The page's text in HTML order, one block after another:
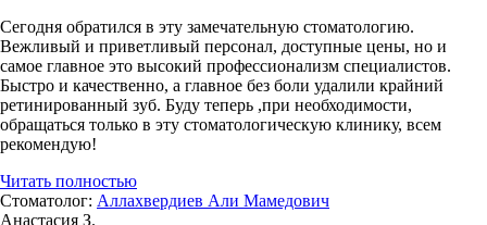
Сегодня обратился в эту замечательную стоматологию.
Вежливый и приветливый персонал, доступные цены, но и
самое главное это высокий профессионализм специалистов.
Быстро и качественно, а главное без боли удалили крайний
ретинированный зуб. Буду теперь ,при необходимости,
обращаться только в эту стоматологическую клинику, всем
рекомендую!
Читать полностью
Стоматолог: Аллахвердиев Али Мамедович
Анастасия З.